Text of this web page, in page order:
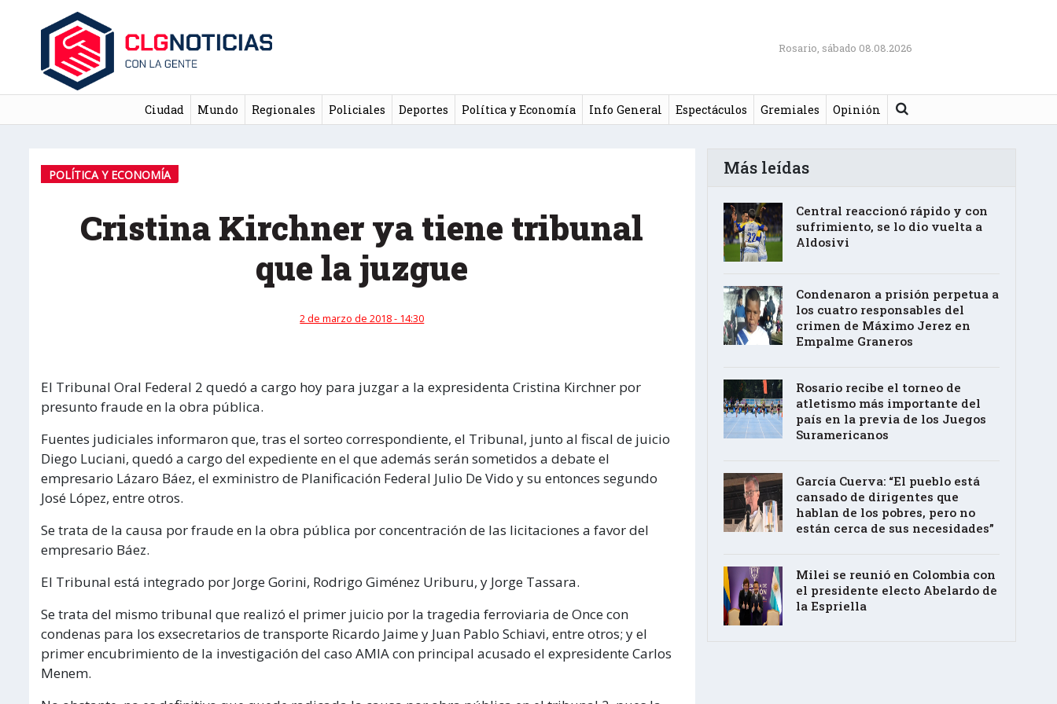
Rosario, sábado 08.08.2026
Ciudad Mundo Regionales Policiales Deportes Política y Economía Info General Espectáculos Gremiales Opinión Buscar
POLÍTICA Y ECONOMÍA
Cristina Kirchner ya tiene tribunal
que la juzgue
2 de marzo de 2018 - 14:30
El Tribunal Oral Federal 2 quedó a cargo hoy para juzgar a la expresidenta Cristina Kirchner por
presunto fraude en la obra pública.
Fuentes judiciales informaron que, tras el sorteo correspondiente, el Tribunal, junto al fiscal de juicio
Diego Luciani, quedó a cargo del expediente en el que además serán sometidos a debate el
empresario Lázaro Báez, el exministro de Planificación Federal Julio De Vido y su entonces segundo
José López, entre otros.
Se trata de la causa por fraude en la obra pública por concentración de las licitaciones a favor del
empresario Báez.
El Tribunal está integrado por Jorge Gorini, Rodrigo Giménez Uriburu, y Jorge Tassara.
Se trata del mismo tribunal que realizó el primer juicio por la tragedia ferroviaria de Once con
condenas para los exsecretarios de transporte Ricardo Jaime y Juan Pablo Schiavi, entre otros; y el
primer encubrimiento de la investigación del caso AMIA con principal acusado el expresidente Carlos
Menem.
Más leídas
Central reaccionó rápido y con
sufrimiento, se lo dio vuelta a
Aldosivi
Condenaron a prisión perpetua a
los cuatro responsables del
crimen de Máximo Jerez en
Empalme Graneros
Rosario recibe el torneo de
atletismo más importante del
país en la previa de los Juegos
Suramericanos
García Cuerva: “El pueblo está
cansado de dirigentes que
hablan de los pobres, pero no
están cerca de sus necesidades”
Milei se reunió en Colombia con
el presidente electo Abelardo de
la Espriella